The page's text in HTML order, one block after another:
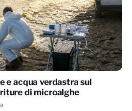
e acqua verdastra sul
di microalghe